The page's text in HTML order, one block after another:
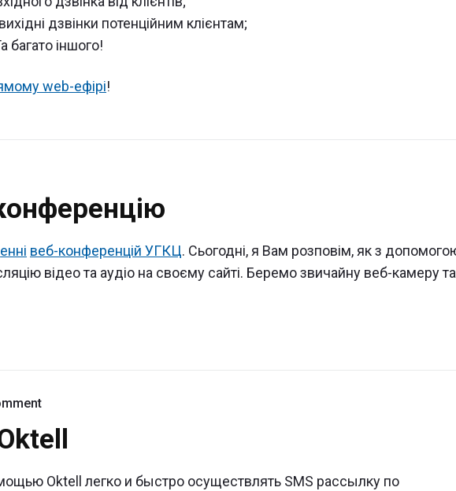
дзвінки потенційним клієнтам;
багато іншого!
web-ефірі!
веб-конференцій УГКЦ. Сьогодні, я Вам розповім, як з
відео та аудіо на своєму сайті. Беремо звичайну веб-камеру та
on
рассылка
в
Oktell легко и быстро осуществлять SMS рассылку по